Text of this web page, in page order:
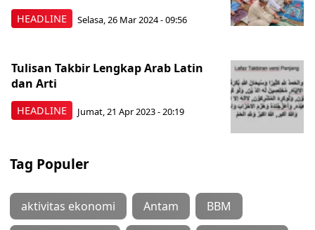
HEADLINE Selasa, 26 Mar 2024 - 09:56
HEADLINE
Tulisan Takbir Lengkap Arab Latin
dan Arti
Jumat, 21 Apr 2023 - 20:19
Tag Populer
aktivitas ekonomi Antam BBM